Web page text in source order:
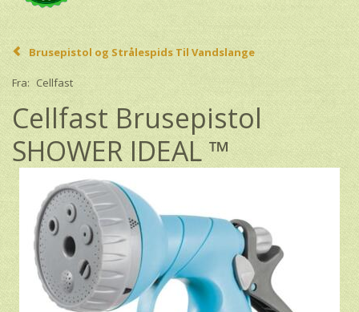
Brusepistol og Strålespids Til Vandslange
Fra: Cellfast
Cellfast Brusepistol
SHOWER IDEAL ™